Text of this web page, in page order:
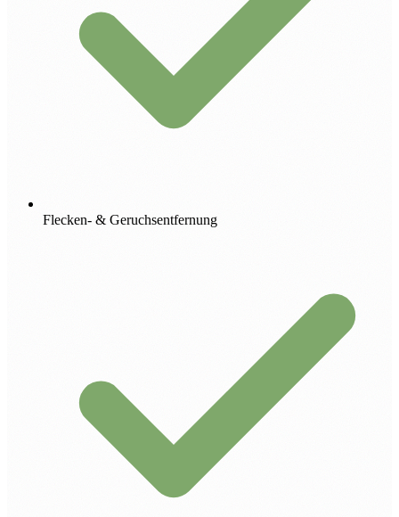
Flecken- & Geruchsentfernung